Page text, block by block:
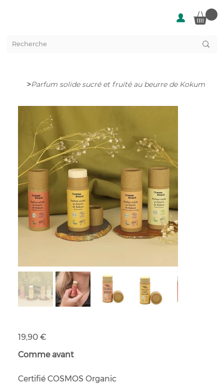
>Parfum solide sucré et fruité au beurre de Kokum
Prix
19,90 €
Comme avant
Certifié COSMOS Organic